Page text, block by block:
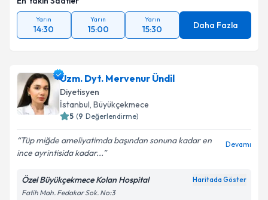
Yarın
14:30
Yarın
15:00
Yarın
15:30 Daha Fazla
Uzm. Dyt. Mervenur Ündil
Diyetisyen
İstanbul, Büyükçekmece
5 (9 Değerlendirme)
Tüp miğde ameliyatimda başından sonuna kadar en
ince ayrintisida kadar...
Devamı
Özel Büyükçekmece Kolan Hospital Haritada Göster
Fatih Mah. Fedakar Sok. No:3